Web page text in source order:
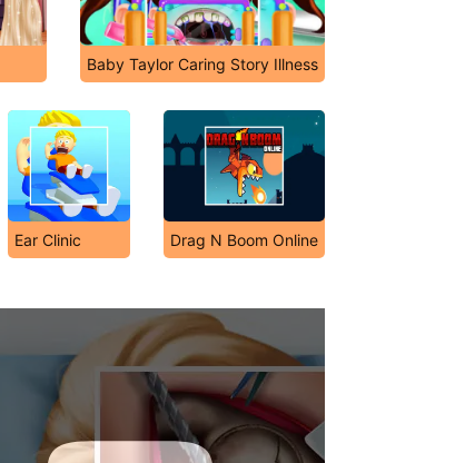
Baby Taylor Caring Story Illness
Ear Clinic Drag N Boom Online